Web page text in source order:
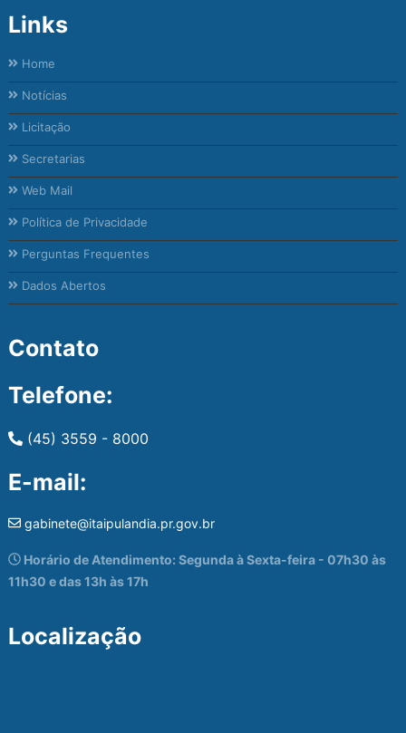
Links
Home
Notícias
Licitação
Secretarias
Web Mail
Política de Privacidade
Perguntas Frequentes
Dados Abertos
Contato
Telefone:
(45) 3559 - 8000
E-mail:
gabinete@itaipulandia.pr.gov.br
Horário de Atendimento: Segunda à Sexta-feira - 07h30 às
11h30 e das 13h às 17h
Localização